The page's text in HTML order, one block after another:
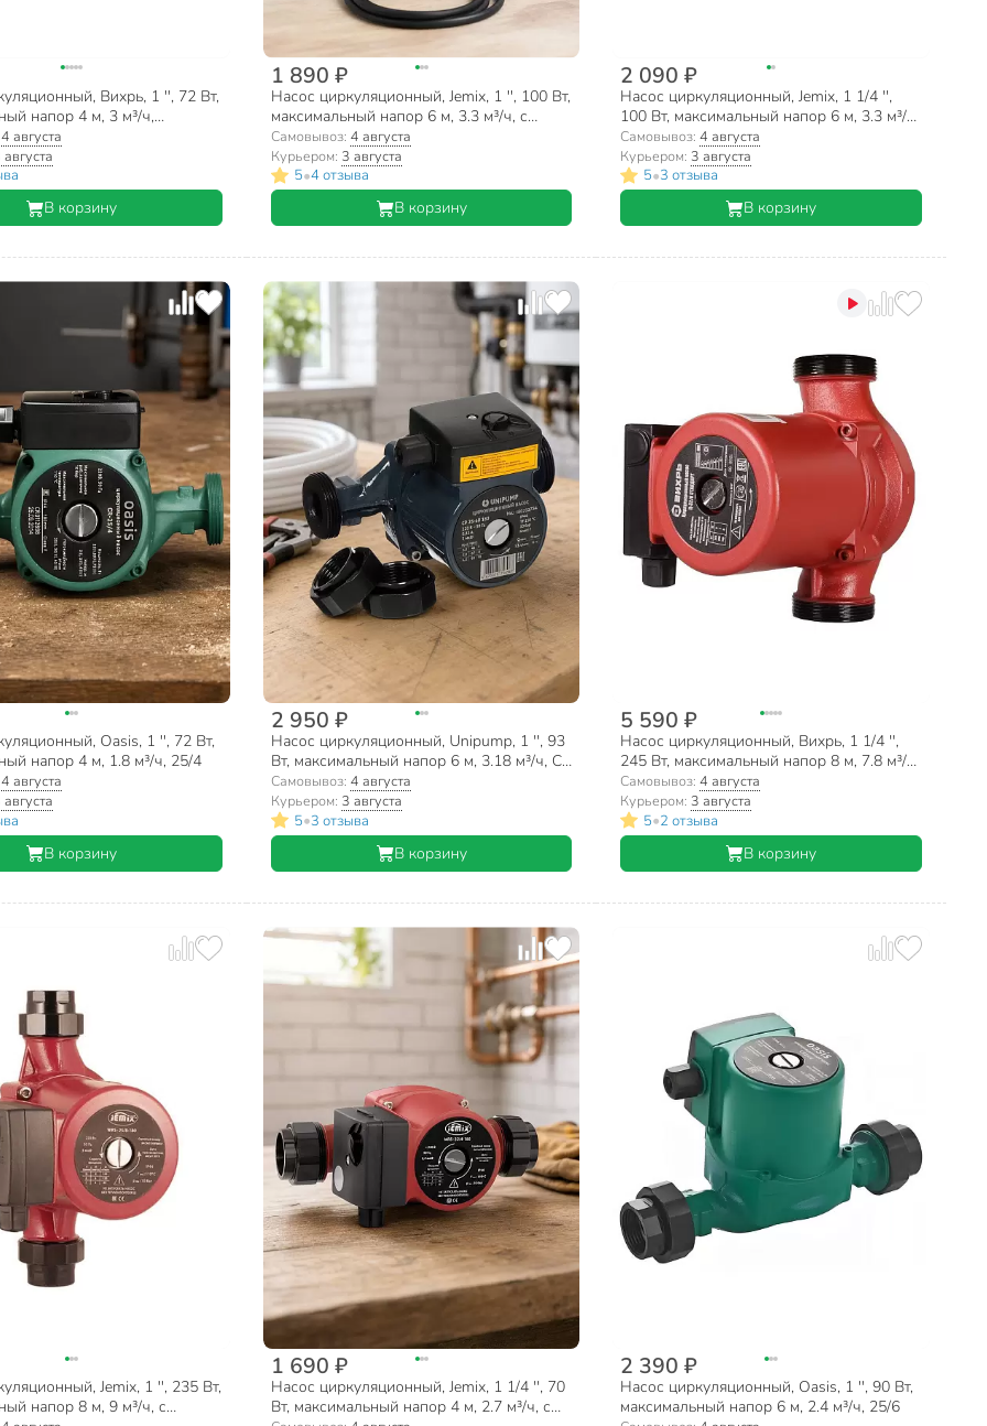
Вихрь, 1 '', 72 Вт,
напор 4 м, 3 м³/ч,
25/4
4 августа
августа
В корзину
1 890 ₽
Насос циркуляционный, Jemix, 1 '', 100 Вт,
максимальный напор 6 м, 3.3 м³/ч, с
кабелем, ЦН-25/6-130
Самовывоз: 4 августа
Курьером: 3 августа
5•4 отзыва
В корзину
2 090 ₽
Насос циркуляционный, Jemix, 1 1/4 '',
100 Вт, максимальный напор 6 м, 3.3 м³/ч,
с кабелем, ЦН-32/6-180
Самовывоз:4 августа
Курьером: 3 августа
5•3 отзыва
В корзину
Oasis, 1 '', 72 Вт,
напор 4 м, 1.8 м³/ч, 25/4
4 августа
августа
В корзину
2 950 ₽
Насос циркуляционный, Unipump, 1 '', 93
Вт, максимальный напор 6 м, 3.18 м³/ч, CP
25-60 180
Самовывоз: 4 августа
Курьером: 3 августа
5•3 отзыва
В корзину
5 590 ₽
Насос циркуляционный, Вихрь, 1 1/4 '',
245 Вт, максимальный напор 8 м, 7.8 м³/ч,
Стандарт Ц-32/8
Самовывоз:4 августа
Курьером: 3 августа
5•2 отзыва
В корзину
Jemix, 1 '', 235 Вт,
напор 8 м, 9 м³/ч, с
1 690 ₽
Насос циркуляционный, Jemix, 1 1/4 '', 70
Вт, максимальный напор 4 м, 2.7 м³/ч, с
2 390 ₽
Насос циркуляционный, Oasis, 1 '', 90 Вт,
максимальный напор 6 м, 2.4 м³/ч, 25/6